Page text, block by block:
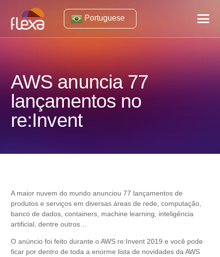
Portuguese
AWS anuncia 77
lançamentos no
re:Invent
A maior nuvem do mundo anunciou 77 lançamentos de
produtos e serviços em diversas áreas de rede, computação,
banco de dados, containers, machine learning, inteligência
artificial, dentre outros…
O anúncio foi feito durante o AWS re:Invent 2019 e você pode
ficar por dentro de toda a enorme lista de novidades da AWS